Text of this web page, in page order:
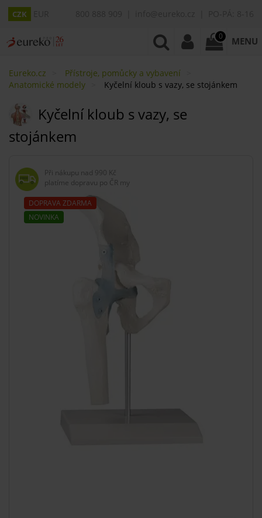
CZK
0 MENU
Eureko.cz
Přístroje, pomůcky a vybavení
Anatomické modely
Kyčelní kloub s vazy, se stojánkem
Kyčelní kloub s vazy, se
stojánkem
Při nákupu nad 990 Kč
platíme dopravu po ČR my
DOPRAVA ZDARMA
NOVINKA